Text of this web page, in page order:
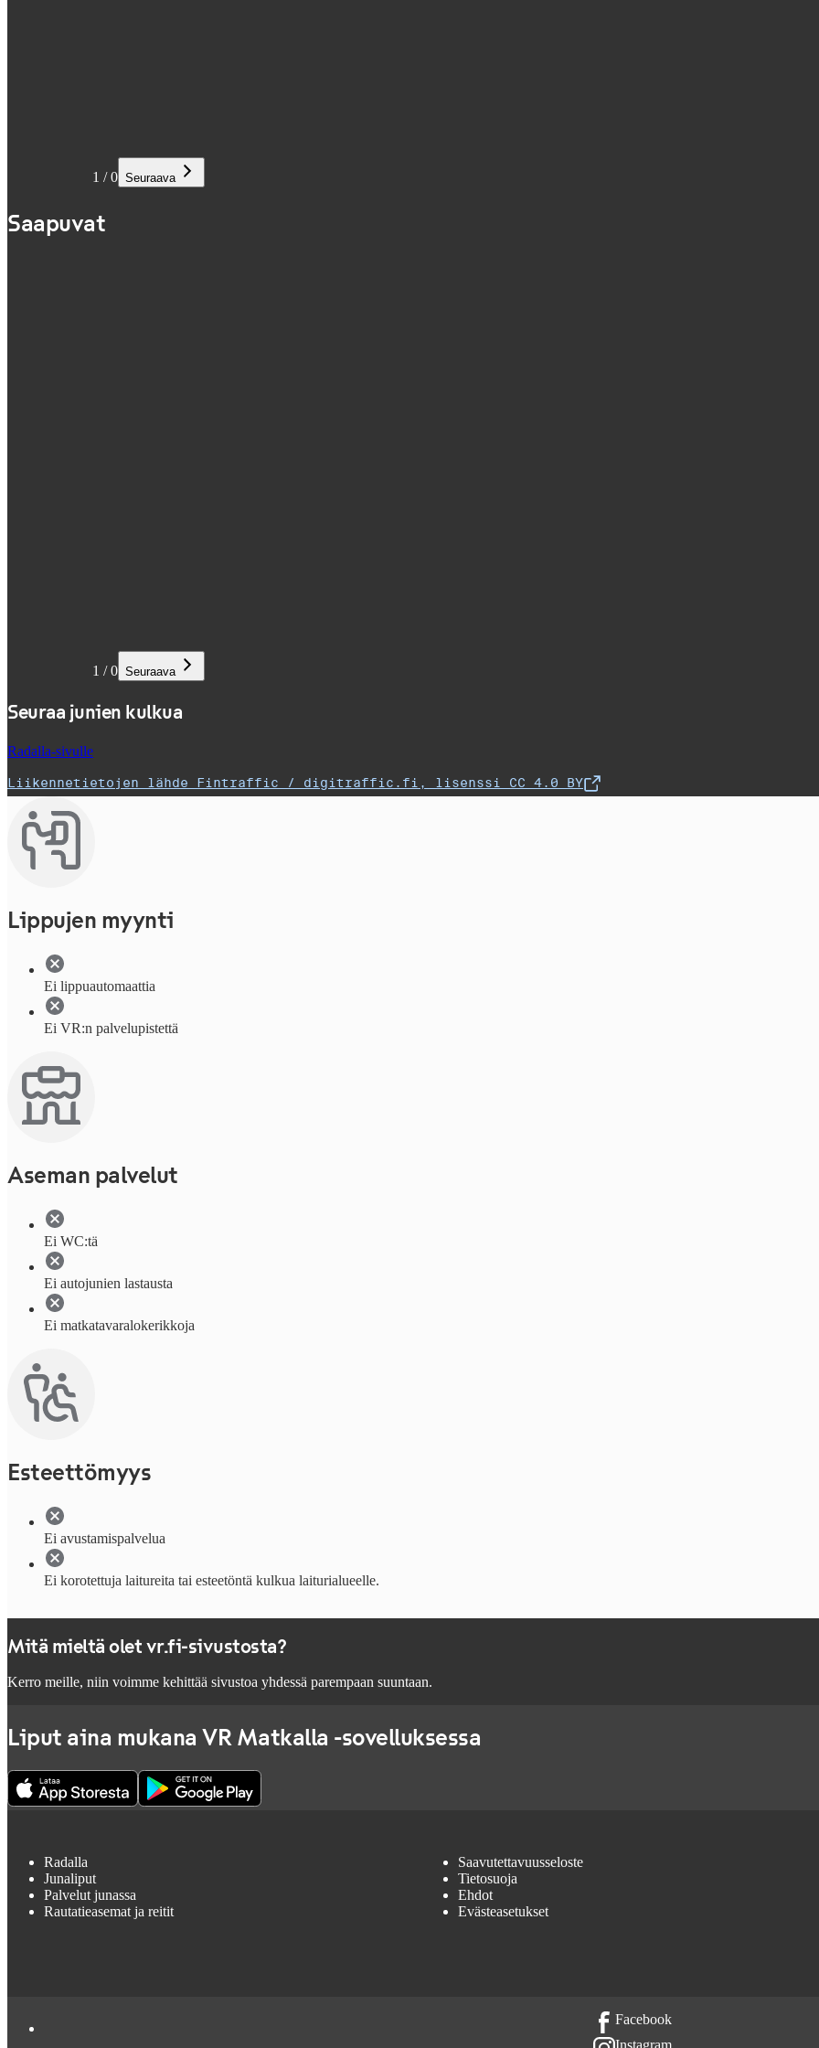
1 /0 Seuraava
Saapuvat
1 /0 Seuraava
Seuraa junien kulkua
Radalla-sivulle
Liikennetietojen lähde Fintraffic / digitraffic.fi, lisenssi CC 4.0 BY
,Avataan uudessa välilehdessä
Lippujen myynti
Ei lippuautomaattia
Ei VR:n palvelupistettä
Aseman palvelut
Ei WC:tä
Ei autojunien lastausta
Ei matkatavaralokerikkoja
Esteettömyys
Ei avustamispalvelua
Ei korotettuja laitureita tai esteetöntä kulkua laiturialueelle.
Mitä mieltä olet vr.fi-sivustosta?
Kerro meille, niin voimme kehittää sivustoa yhdessä parempaan suuntaan.
Liput aina mukana VR Matkalla -sovelluksessa
Radalla
Junaliput
Palvelut junassa
Rautatieasemat ja reitit
Saavutettavuusseloste
Tietosuoja
Ehdot
Evästeasetukset
Facebook
Instagram